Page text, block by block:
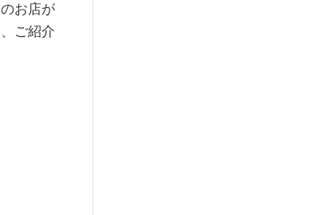
お店が
ご紹介